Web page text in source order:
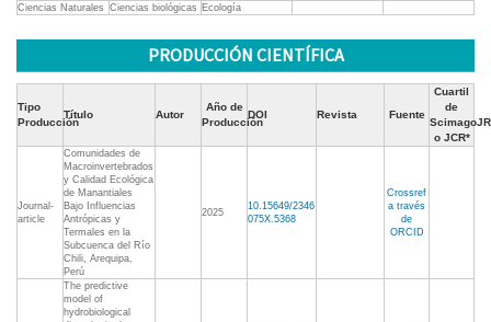
Ciencias Naturales Ciencias biológicas Ecología
PRODUCCIÓN CIENTÍFICA
Tipo
Producción
Título Autor
Año de
Producción
DOI Revista Fuente
Cuartil
de
ScimagoJR
o JCR*
Journal-
article
Comunidades de
Macroinvertebrados
y Calidad Ecológica
de Manantiales
Bajo Influencias
Antrópicas y
Termales en la
Subcuenca del Río
Chili, Arequipa,
Perú
2025
10.15649/2346
075X.5368
Crossref
a través
de
ORCID
The predictive
model of
hydrobiological